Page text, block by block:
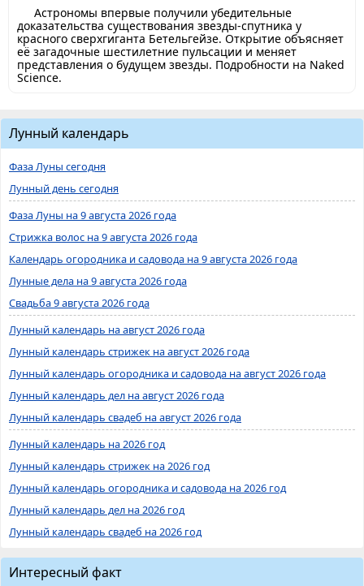
Астрономы впервые получили убедительные
доказательства существования звезды-спутника у
красного сверхгиганта Бетельгейзе. Открытие объясняет
её загадочные шестилетние пульсации и меняет
представления о будущем звезды. Подробности на Naked
Science.
Лунный календарь
Фаза Луны сегодня
Лунный день сегодня
Фаза Луны на 9 августа 2026 года
Стрижка волос на 9 августа 2026 года
Календарь огородника и садовода на 9 августа 2026 года
Лунные дела на 9 августа 2026 года
Свадьба 9 августа 2026 года
Лунный календарь на август 2026 года
Лунный календарь стрижек на август 2026 года
Лунный календарь огородника и садовода на август 2026 года
Лунный календарь дел на август 2026 года
Лунный календарь свадеб на август 2026 года
Лунный календарь на 2026 год
Лунный календарь стрижек на 2026 год
Лунный календарь огородника и садовода на 2026 год
Лунный календарь дел на 2026 год
Лунный календарь свадеб на 2026 год
Интересный факт